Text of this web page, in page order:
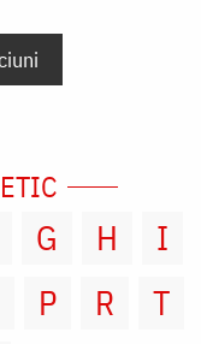
G H
I
P R
T